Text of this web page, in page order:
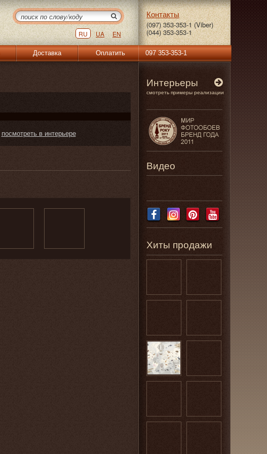
RU UA EN
Контакты
(097) 353-353-1 (Viber)
(044) 353-353-1
Доставка Оплатить 097 353-353-1
посмотреть в интерьере
Интерьеры
смотреть примеры реализации
Видео
Хиты продажи